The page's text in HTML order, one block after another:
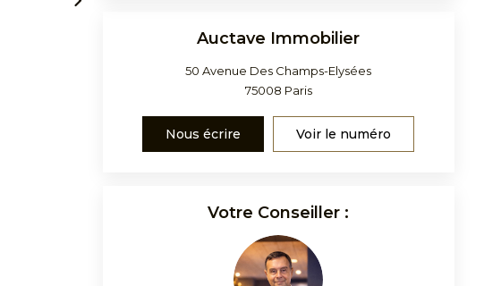
Auctave Immobilier
50 Avenue Des Champs-Elysées
75008 Paris
Nous écrire Voir le numéro
Votre Conseiller :